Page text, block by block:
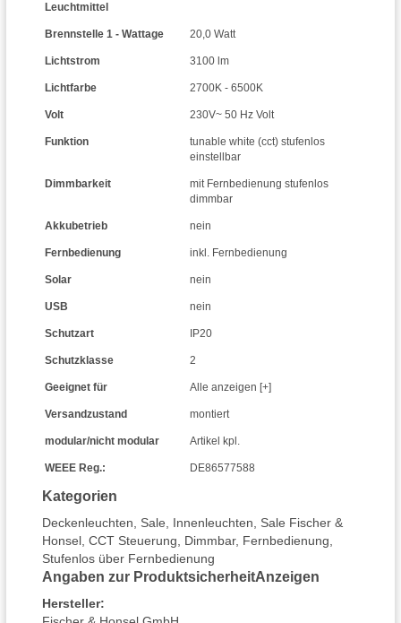
Kategorien
Deckenleuchten Sale Innenleuchten
Sale Fischer &
Honsel CCT Steuerung Dimmbar, Fernbedienung
Stufenlos über Fernbedienung
Angaben zur ProduktsicherheitAnzeigen
Hersteller:
Leuchtmittel
Brennstelle 1 - Wattage 20,0 Watt
Lichtstrom 3100 lm
Lichtfarbe 2700K - 6500K
Volt 230V~ 50 Hz Volt
Funktion
tunable white (cct) stufenlos
einstellbar
Dimmbarkeit
mit Fernbedienung stufenlos
dimmbar
Akkubetrieb nein
Fernbedienung inkl. Fernbedienung
Solar nein
USB nein
Schutzart IP20
Schutzklasse 2
Geeignet für Alle anzeigen [+]
Versandzustand montiert
modular/nicht modular Artikel kpl.
WEEE Reg.: DE86577588